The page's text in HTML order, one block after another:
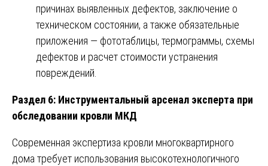
причинах выявленных дефектов, заключение о
техническом состоянии, а также обязательные
приложения — фототаблицы, термограммы, схемы
дефектов и расчет стоимости устранения
повреждений.
Раздел 6: Инструментальный арсенал эксперта при
обследовании кровли МКД
Современная экспертиза кровли многоквартирного
дома требует использования высокотехнологичного